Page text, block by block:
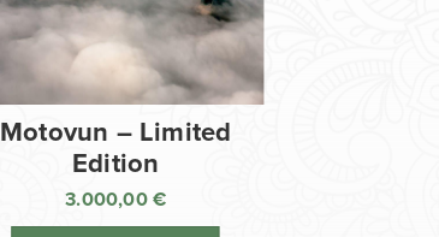
Motovun – Limited
Edition
3.000,00 €